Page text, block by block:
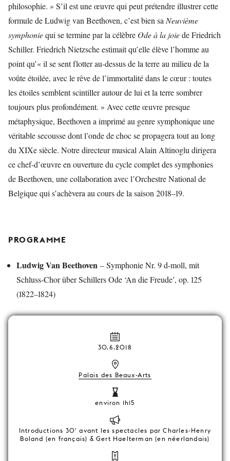
philosophie. » S’il est une œuvre qui peut prétendre illustrer cette
formule de Ludwig van Beethoven, c’est bien sa Neuvième
symphoniequi se termine par la célèbre Ode à la joiede Friedrich
Schiller. Friedrich Nietzsche estimait qu’elle élève l’homme au
point qu’« il se sent flotter au-dessus de la terre au milieu de la
voûte étoilée, avec le rêve de l’immortalité dans le cœur : toutes
les étoiles semblent scintiller autour de lui et la terre sombrer
toujours plus profondément. » Avec cette œuvre presque
métaphysique, Beethoven a imprimé au genre symphonique une
véritable secousse dont l’onde de choc se propagera tout au long
du XIXe siècle. Notre directeur musical Alain Altinoglu dirigera
ce chef-d’œuvre en ouverture du cycle complet des symphonies
de Beethoven, une collaboration avec l’Orchestre National de
Belgique qui s’achèvera au cours de la saison 2018–19.
PROGRAMME
Ludwig Van Beethoven – Symphonie Nr. 9 d-moll, mit
Schluss-Chor über Schillers Ode ‘An die Freude’, op. 125
(1822–1824)
30.6.2018
Palais des Beaux-Arts
environ 1h15
Introductions 30' avant les spectacles par Charles-Henry
Boland (en français) & Gert Haelterman (en néerlandais)